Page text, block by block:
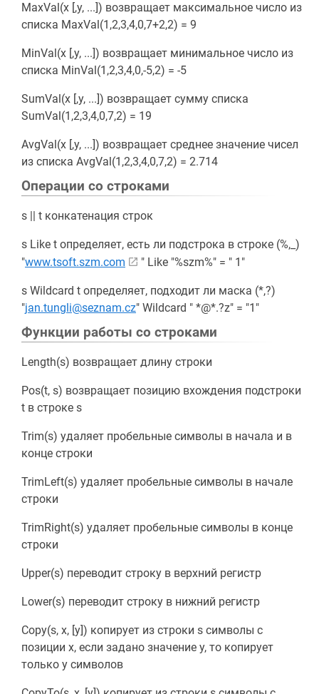
MaxVal(x [,y, ...]) возвращает максимальное число из
списка MaxVal(1,2,3,4,0,7+2,2) = 9
MinVal(x [,y, ...]) возвращает минимальное число из
списка MinVal(1,2,3,4,0,-5,2) = -5
SumVal(x [,y, ...]) возвращает сумму списка
SumVal(1,2,3,4,0,7,2) = 19
AvgVal(x [,y, ...]) возвращает среднее значение чисел
из списка AvgVal(1,2,3,4,0,7,2) = 2.714
Операции со строками
s || t конкатенация строк
s Like t определяет, есть ли подстрока в строке (%,_)
"www.tsoft.szm.com " Like "%szm%" = " 1"
s Wildcard t определяет, подходит ли маска (*,?)
"jan.tungli@seznam.cz" Wildcard " *@*.?z" = "1"
Функции работы со строками
Length(s) возвращает длину строки
Pos(t, s) возвращает позицию вхождения подстроки
t в строке s
Trim(s) удаляет пробельные символы в начала и в
конце строки
TrimLeft(s) удаляет пробельные символы в начале
строки
TrimRight(s) удаляет пробельные символы в конце
строки
Upper(s) переводит строку в верхний регистр
Lower(s) переводит строку в нижний регистр
Copy(s, x, [y]) копирует из строки s символы с
позиции x, если задано значение y, то копирует
только у символов